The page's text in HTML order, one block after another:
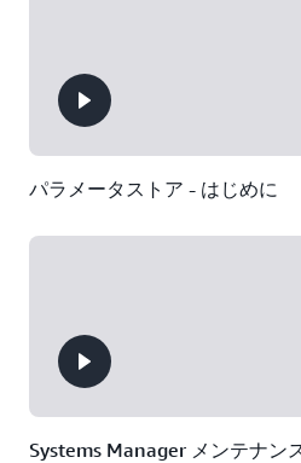
パラメータストア - はじめに
Systems Manager メンテナン